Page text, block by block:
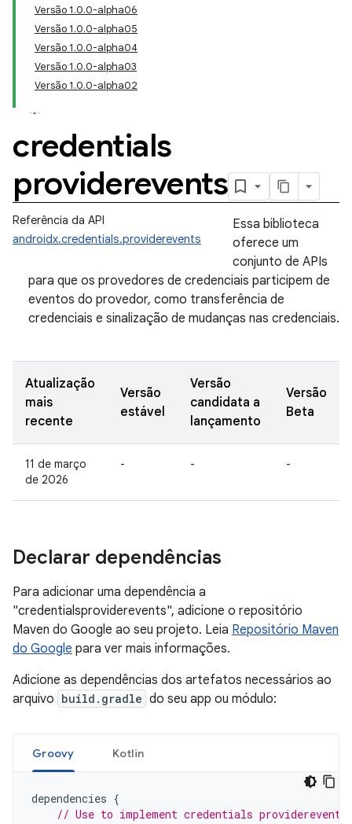
Versão 1.0.0-alpha06
Versão 1.0.0-alpha05
Versão 1.0.0-alpha04
Versão 1.0.0-alpha03
Versão 1.0.0-alpha02
credentials
providerevents
Referência da API
androidx.credentials.providerevents
Essa biblioteca
oferece um
conjunto de APIs
para que os provedores de credenciais participem de
eventos do provedor, como transferência de
credenciais e sinalização de mudanças nas credenciais.
Atualização
mais
recente
Versão
estável
Versão
candidata a
lançamento
Versão
Beta
11 de março
de 2026
- - -
Declarar dependências
Para adicionar uma dependência a
"credentialsproviderevents", adicione o repositório
Maven do Google ao seu projeto. Leia Repositório Maven
do Google para ver mais informações.
Adicione as dependências dos artefatos necessários ao
arquivo build.gradle do seu app ou módulo:
Groovy Kotlin
dependencies {
// Use to implement credentials